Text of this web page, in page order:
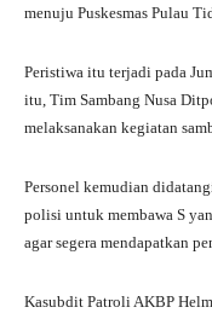
pp m
menuju Puskesmas Pulau
Peristiwa itu terjadi pada
itu, Tim Sambang Nusa
melaksanakan kegiatan
Personel kemudian
polisi untuk membawa S
agar segera mendapatkan
Kasubdit Patroli AKBP